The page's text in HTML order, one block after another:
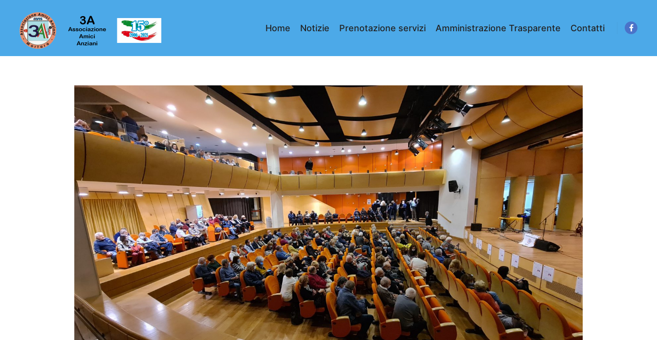
Home Notizie Prenotazione servizi Amministrazione Trasparente Contatti